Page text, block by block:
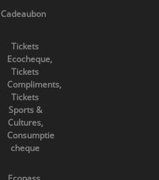
Cadeaubon
Tickets
Ecocheque,
Tickets
Compliments,
Tickets
Sports &
Cultures,
Consumptie
cheque